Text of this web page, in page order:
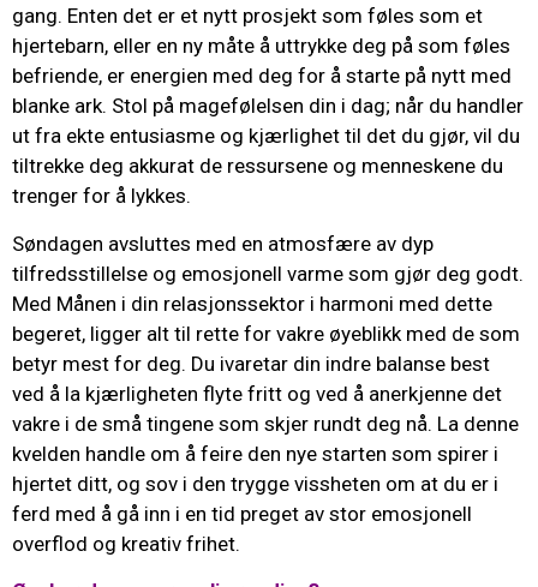
gang. Enten det er et nytt prosjekt som føles som et
hjertebarn, eller en ny måte å uttrykke deg på som føles
befriende, er energien med deg for å starte på nytt med
blanke ark. Stol på magefølelsen din i dag; når du handler
ut fra ekte entusiasme og kjærlighet til det du gjør, vil du
tiltrekke deg akkurat de ressursene og menneskene du
trenger for å lykkes.
Søndagen avsluttes med en atmosfære av dyp
tilfredsstillelse og emosjonell varme som gjør deg godt.
Med Månen i din relasjonssektor i harmoni med dette
begeret, ligger alt til rette for vakre øyeblikk med de som
betyr mest for deg. Du ivaretar din indre balanse best
ved å la kjærligheten flyte fritt og ved å anerkjenne det
vakre i de små tingene som skjer rundt deg nå. La denne
kvelden handle om å feire den nye starten som spirer i
hjertet ditt, og sov i den trygge vissheten om at du er i
ferd med å gå inn i en tid preget av stor emosjonell
overflod og kreativ frihet.